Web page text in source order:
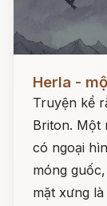
Herla -
Truyện kể
Briton. Một
có ngoại
móng
mặt xưng